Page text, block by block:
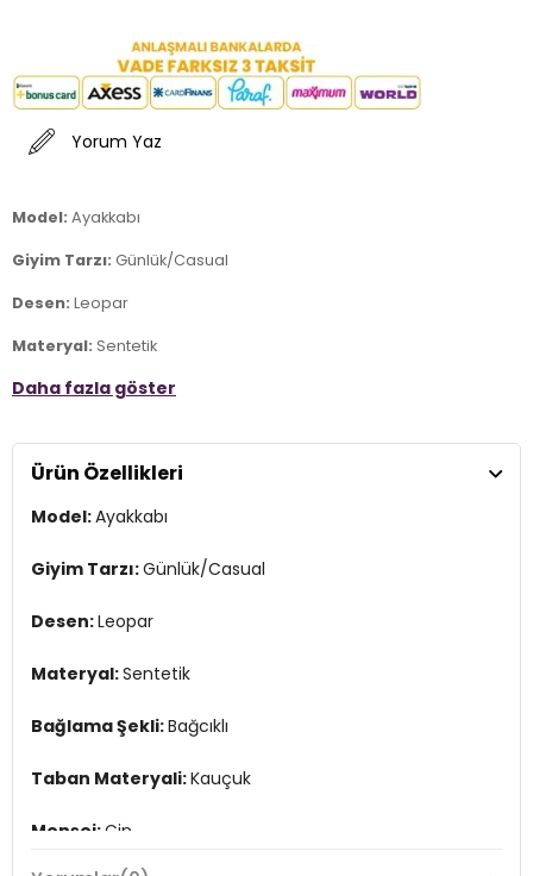
Yorum Yaz
Model: Ayakkabı
Giyim Tarzı: Günlük/Casual
Desen: Leopar
Materyal: Sentetik
Bağlama Şekli:Bağcıklı
Menşei: Çin
Daha fazla göster
Ürün Özellikleri
Model:Ayakkabı
Giyim Tarzı:Günlük/Casual
Desen:Leopar
Materyal:Sentetik
Bağlama Şekli:Bağcıklı
Taban Materyali:Kauçuk
Menşei:Çin